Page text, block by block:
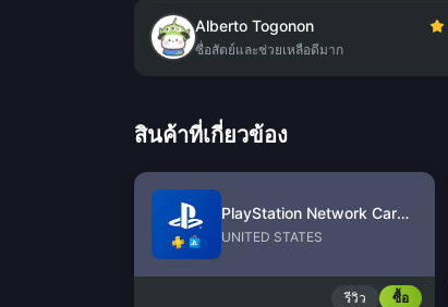
Alberto Togonon
ซื่อสัตย์และช่วยเหลือดีมาก
สินค้าที่เกี่ยวข้อง
PlayStation Network Card (US)
UNITED STATES
รีวิว ซื้อ